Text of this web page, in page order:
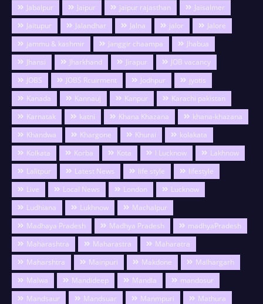
Jabalpur
Jaipur jaipur rajasthan
Jaisalmer
Jaitupur
Jalandhar Jalna jalor
Jalore
jammu & kashmir
Janggir chaampa
Jhabua
Jhansi
Jharkhand Jirapur
JOB vacancy
JOBS
JOBS Rcuirment Jodhpur
jyotis
Kanada
Kannauj Kanpur
Karachi pakistan
Karnatak
katni Khana Khazana
khana-khazana
Khandwa
Khargone Khurai
kolakata
Kolkata
Korba Kota l Lucknow
Lakhnow
Lalitpur
Latest News life style
lifestyle
Live
Local News London
Lucknow
Ludhiana
Lukhnow
Machalpur
Madhaya Pradesh
Madhya Pradesh
madhyaPradesh
Maharashtra
Maharastra
Maharatra
Maharshtra
Mainpuri Makdone
Malhargarh
Malwa
Mandideep Mandla
mandosur
Mandsaur
Mandsuar Manmpuri
Mathura